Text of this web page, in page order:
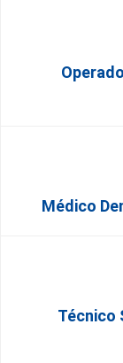
Médico
Técnico